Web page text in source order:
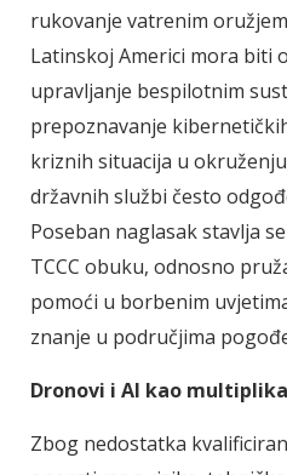
rukovanje vatrenim
Latinskoj Americi mora biti
upravljanje bespilotnim
prepoznavanje
kriznih situacija u
državnih službi često
Poseban naglasak stavlja
TCCC obuku, odnosno
pomoći u borbenim
znanje u područjima
Dronovi i AI kao
Zbog nedostatka